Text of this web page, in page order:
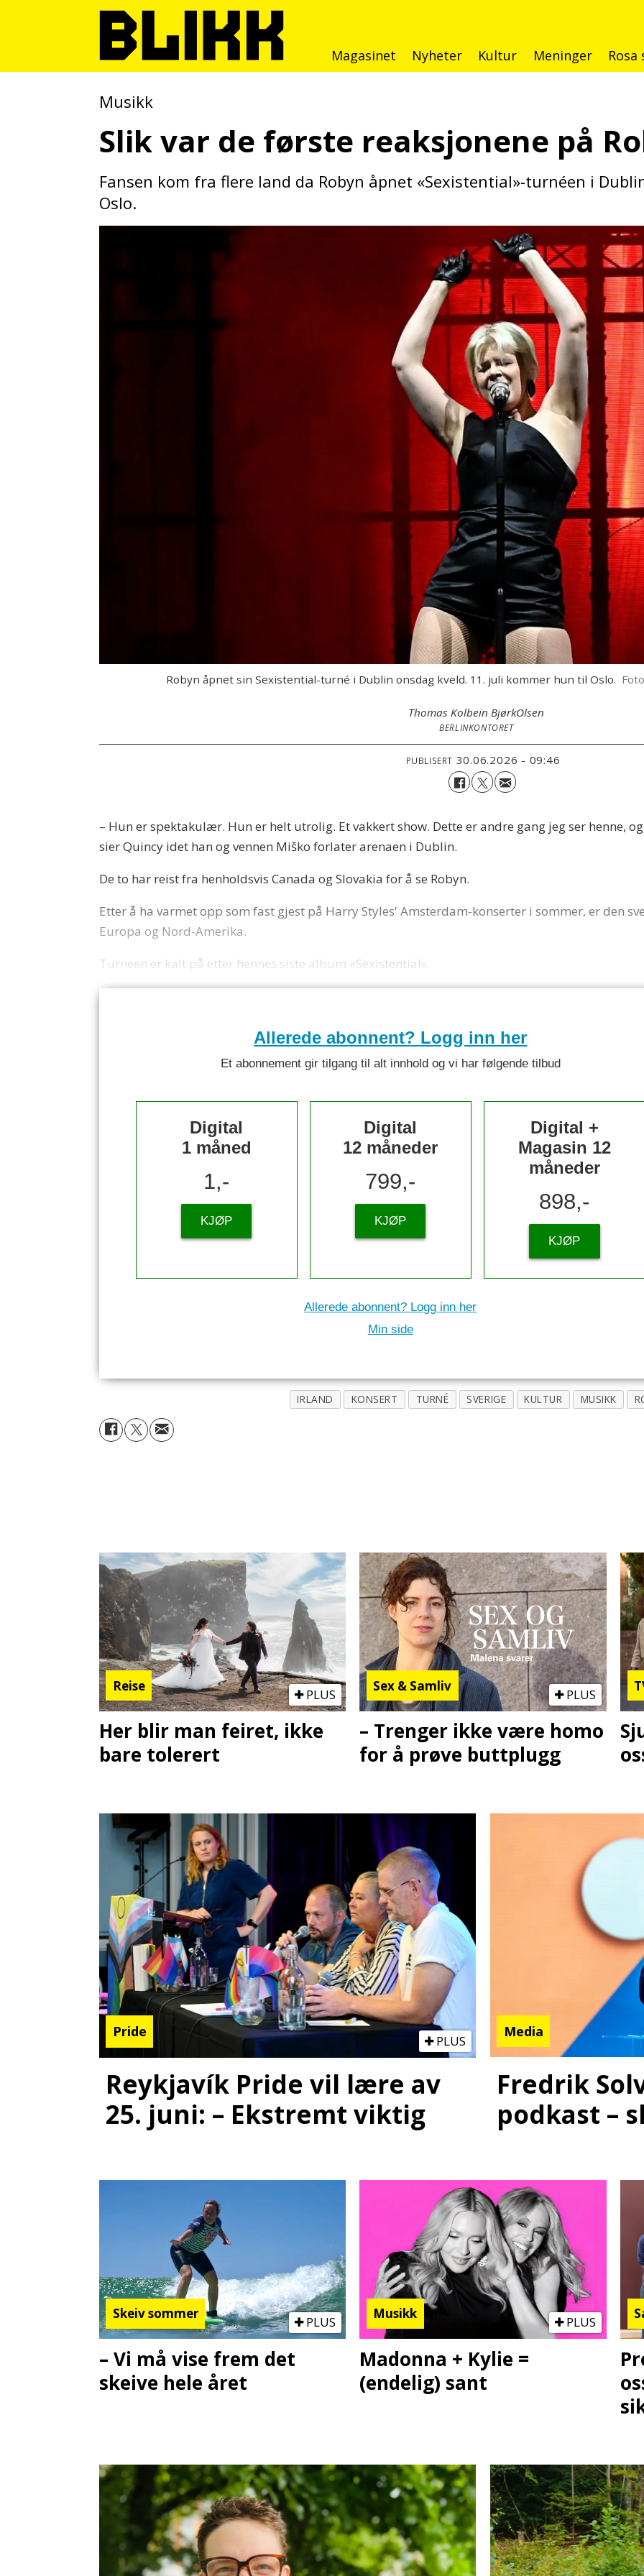
Magasinet Nyheter Kultur Meninger Rosa
Musikk
Slik var de første reaksjonene på
Fansen kom fra flere land da Robyn åpnet «Sexistential»-turnéen i
Oslo.
Robyn åpnet sin Sexistential-turné i Dublin onsdag kveld. 11. juli kommer hun til Oslo.
Thomas Kolbein BjørkOlsen
BERLINKONTORET
PUBLISERT 30.06.2026 - 09:46
– Hun er spektakulær. Hun er helt utrolig. Et vakkert show. Dette er andre gang jeg ser henne,
sier Quincy idet han og vennen Miško forlater arenaen i Dublin.
De to har reist fra henholdsvis Canada og Slovakia for å se Robyn.
Etter å ha varmet opp som fast gjest på Harry Styles' Amsterdam-konserter i sommer, er den
Europa og Nord-Amerika.
Turneen er kalt på etter hennes siste album «Sexistential».
Allerede abonnent? Logg inn her
Et abonnement gir tilgang til alt innhold og vi har følgende tilbud
Digital
1 måned
1,-
KJØP
Digital
12 måneder
799,-
KJØP
Digital +
Magasin 12
måneder
898,-
KJØP
Allerede abonnent? Logg inn her
Min side
IRLAND KONSERT TURNÉ SVERIGE KULTUR MUSIKK
Reise
PLUS
Her blir man feiret, ikke
bare tolerert
Sex & Samliv
PLUS
– Trenger ikke være homo
for å prøve buttplugg
Pride
PLUS
Reykjavík Pride vil lære av
25. juni: – Ekstremt viktig
Media
Fredrik
podkast –
Skeiv sommer
PLUS
– Vi må vise frem det
skeive hele året
Musikk
PLUS
Madonna + Kylie =
(endelig) sant